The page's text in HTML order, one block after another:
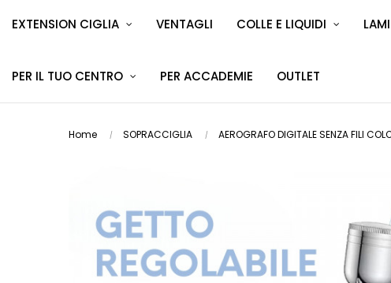
EXTENSION CIGLIA VENTAGLI COLLE E LIQUIDI
PER IL TUO CENTRO PER ACCADEMIE OUTLET
Home SOPRACCIGLIA AEROGRAFO DIGITALE SENZA FILI